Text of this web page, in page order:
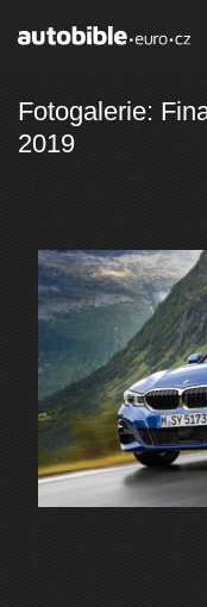
Fotogalerie:
2019